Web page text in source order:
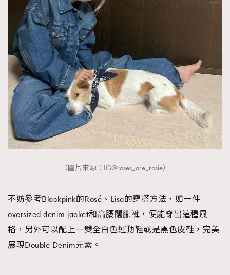
（圖片來源：IG@roses_are_rosie）
不妨參考Blackpink的Rosé、Lisa的穿搭方法，如一件
oversized denim jacket和高腰闊腳褲，便能穿出這種風
格，另外可以配上一雙全白色運動鞋或是黑色皮鞋，完美
展現Double Denim元素。